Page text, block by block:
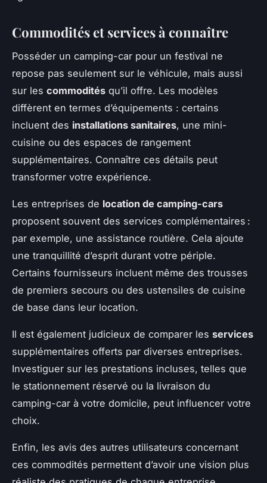
Commodités et services à connaître
Posséder un camping-car pour un festival ne
repose pas seulement sur le véhicule, mais aussi
sur les commodités qu’il offre. Les modèles
diffèrent en termes d’équipements : certains
incluent des installations sanitaires, une mini-
cuisine ou des espaces de rangement
supplémentaires. Connaître ces détails peut
transformer votre expérience.
Les entreprises de location de camping-cars
proposent souvent des services complémentaires :
par exemple, une assistance routière. Cela ajoute
une tranquillité d’esprit durant votre périple.
Certains fournisseurs incluent même des trousses
de premiers secours ou des ustensiles de cuisine
de base dans leur location.
Il est également judicieux de comparer les services
supplémentaires offerts par diverses entreprises.
Investiguer sur les prestations incluses, telles que
le stationnement réservé ou la livraison du
camping-car à votre domicile, peut influencer votre
choix.
Enfin, les avis des autres utilisateurs concernant
ces commodités permettent d’avoir une vision plus